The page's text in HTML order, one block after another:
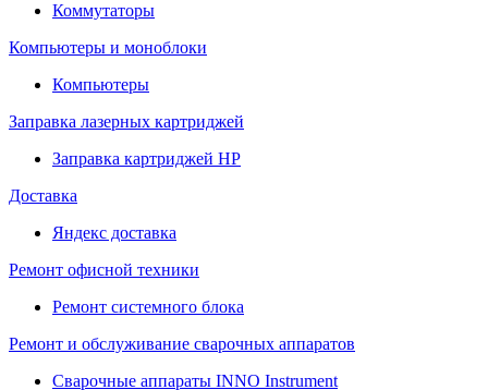
Коммутаторы
Компьютеры и моноблоки
Компьютеры
Заправка лазерных картриджей
Заправка картриджей HP
Доставка
Яндекс доставка
Ремонт офисной техники
Ремонт системного блока
Ремонт и обслуживание сварочных аппаратов
Сварочные аппараты INNO Instrument